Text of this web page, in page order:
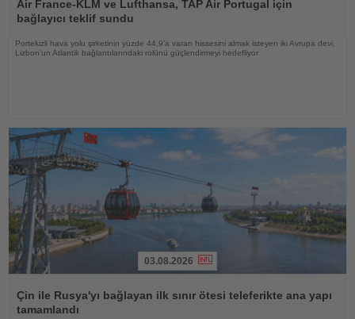
Air France-KLM ve Lufthansa, TAP Air Portugal için
bağlayıcı teklif sundu
Portekizli hava yolu şirketinin yüzde 44,9’a varan hissesini almak isteyen iki Avrupa devi,
Lizbon’un Atlantik bağlantılarındaki rolünü güçlendirmeyi hedefliyor
Oku
03.08.2026
Çin ile Rusya'yı bağlayan ilk sınır ötesi teleferikte ana yapı
tamamlandı